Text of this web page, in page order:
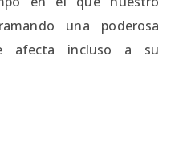
una poderosa
afecta incluso a su